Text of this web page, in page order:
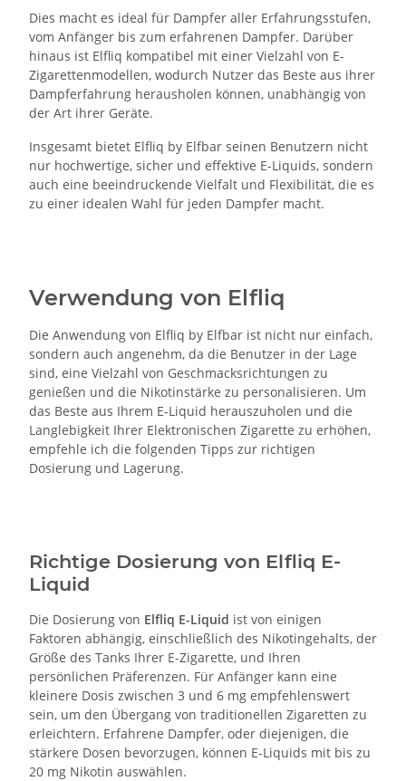
Dies macht es ideal für Dampfer aller Erfahrungsstufen,
vom Anfänger bis zum erfahrenen Dampfer. Darüber
hinaus ist Elfliq kompatibel mit einer Vielzahl von E-
Zigarettenmodellen, wodurch Nutzer das Beste aus ihrer
Dampferfahrung herausholen können, unabhängig von
der Art ihrer Geräte.
Insgesamt bietet Elfliq by Elfbar seinen Benutzern nicht
nur hochwertige, sicher und effektive E-Liquids, sondern
auch eine beeindruckende Vielfalt und Flexibilität, die es
zu einer idealen Wahl für jeden Dampfer macht.
Verwendung von Elfliq
Die Anwendung von Elfliq by Elfbar ist nicht nur einfach,
sondern auch angenehm, da die Benutzer in der Lage
sind, eine Vielzahl von Geschmacksrichtungen zu
genießen und die Nikotinstärke zu personalisieren. Um
das Beste aus Ihrem E-Liquid herauszuholen und die
Langlebigkeit Ihrer Elektronischen Zigarette zu erhöhen,
empfehle ich die folgenden Tipps zur richtigen
Dosierung und Lagerung.
Richtige Dosierung von Elfliq E-
Liquid
Die Dosierung von Elfliq E-Liquid ist von einigen
Faktoren abhängig, einschließlich des Nikotingehalts, der
Größe des Tanks Ihrer E-Zigarette, und Ihren
persönlichen Präferenzen. Für Anfänger kann eine
kleinere Dosis zwischen 3 und 6 mg empfehlenswert
sein, um den Übergang von traditionellen Zigaretten zu
erleichtern. Erfahrene Dampfer, oder diejenigen, die
stärkere Dosen bevorzugen, können E-Liquids mit bis zu
20 mg Nikotin auswählen.